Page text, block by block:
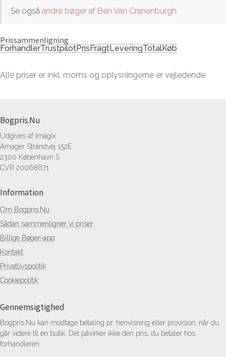
Se også andre bøger af Ben Van Cranenburgh.
Prissammenligning
ForhandlerTrustpilotPrisFragtLeveringTotalKøb
Alle priser er inkl. moms og oplysningerne er vejledende.
Bogpris.Nu
Udgives af Imagix
Amager Strandvej 152E
2300 København S
CVR 20068671
Information
Om Bogpris.Nu
Sådan sammenligner vi priser
Billige Bøger-app
Kontakt
Privatlivspolitik
Cookiepolitik
Gennemsigtighed
Bogpris.Nu kan modtage betaling pr. henvisning eller provision, når du
går videre til en butik. Det påvirker ikke den pris, du betaler hos
forhandleren.